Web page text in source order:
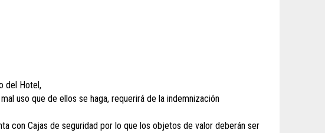
del Hotel,
uso que de ellos se haga, requerirá de la indemnización
con Cajas de seguridad por lo que los objetos de valor deberán ser